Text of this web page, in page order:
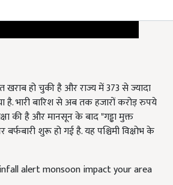
हो चुकी है और राज्य में 373 से ज्यादा
है. भारी बारिश से अब तक हजारों करोड़ रुपये
की है और मानसून के बाद "गड्ढा मुक्त
शुरू हो गई है. यह पश्चिमी विक्षोभ के
alert monsoon impact your area